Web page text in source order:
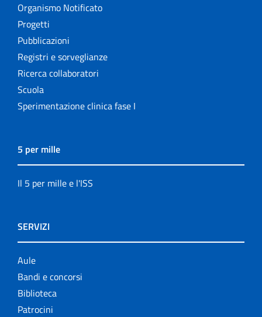
Organismo Notificato
Progetti
Pubblicazioni
Registri e sorveglianze
Ricerca collaboratori
Scuola
Sperimentazione clinica fase I
5 per mille
Il 5 per mille e l'ISS
SERVIZI
Aule
Bandi e concorsi
Biblioteca
Patrocini